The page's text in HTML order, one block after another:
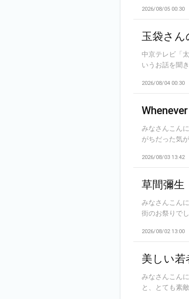
2026/08/05 00:30
玉袋さん
中京テレビ「
いうお話を聞
2026/08/04 00:30
みなさんこん
がちだった気
2026/08/03 13:42
草間彌生
みなさんこん
街のお祭りで
2026/08/02 13:00
美しい若
みなさんこん
と、とても素